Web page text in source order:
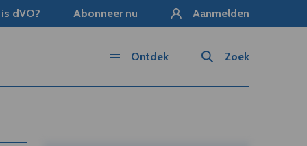
dVO? Abonneer nu Aanmelden
Zoek
Ontdek